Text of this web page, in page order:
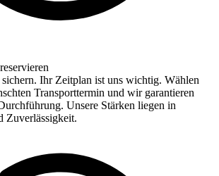
Ihr Zeitplan ist uns wichtig. Wählen
Transporttermin und wir garantieren
Unsere Stärken liegen in
Zuverlässigkeit.